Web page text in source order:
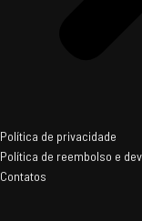
Política de privacidade
Política de reembolso e
Contatos